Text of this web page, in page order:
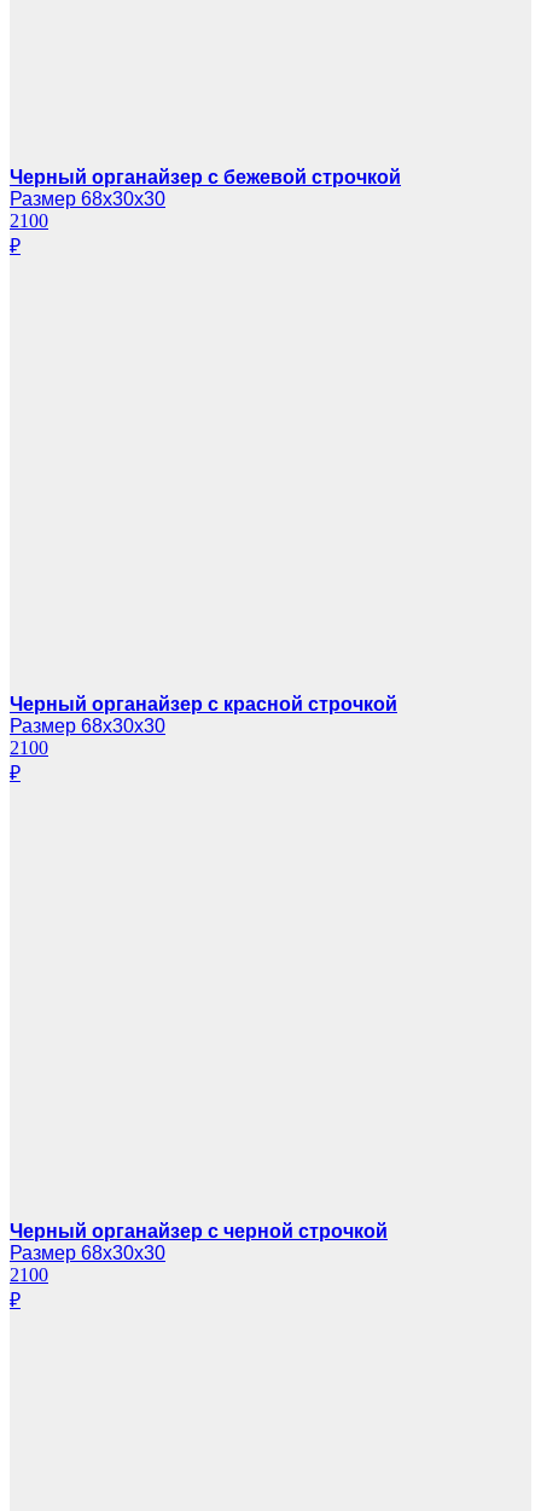
Черный органайзер с бежевой строчкой
Размер 68х30х30
2100
₽
Черный органайзер с красной строчкой
Размер 68х30х30
2100
₽
Черный органайзер с черной строчкой
Размер 68х30х30
2100
₽